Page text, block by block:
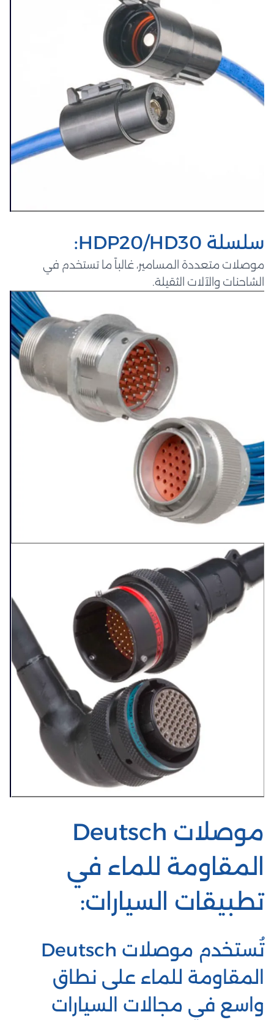
سلسلة HDP20/HD30:
موصلات متعددة المسامير، غالباً ما تستخدم في
الشاحنات والآلات الثقيلة.
موصلات Deutsch
المقاومة للماء في
تطبيقات السيارات:
تُستخدم موصلات Deutsch
المقاومة للماء على نطاق
واسع في مجالات السيارات